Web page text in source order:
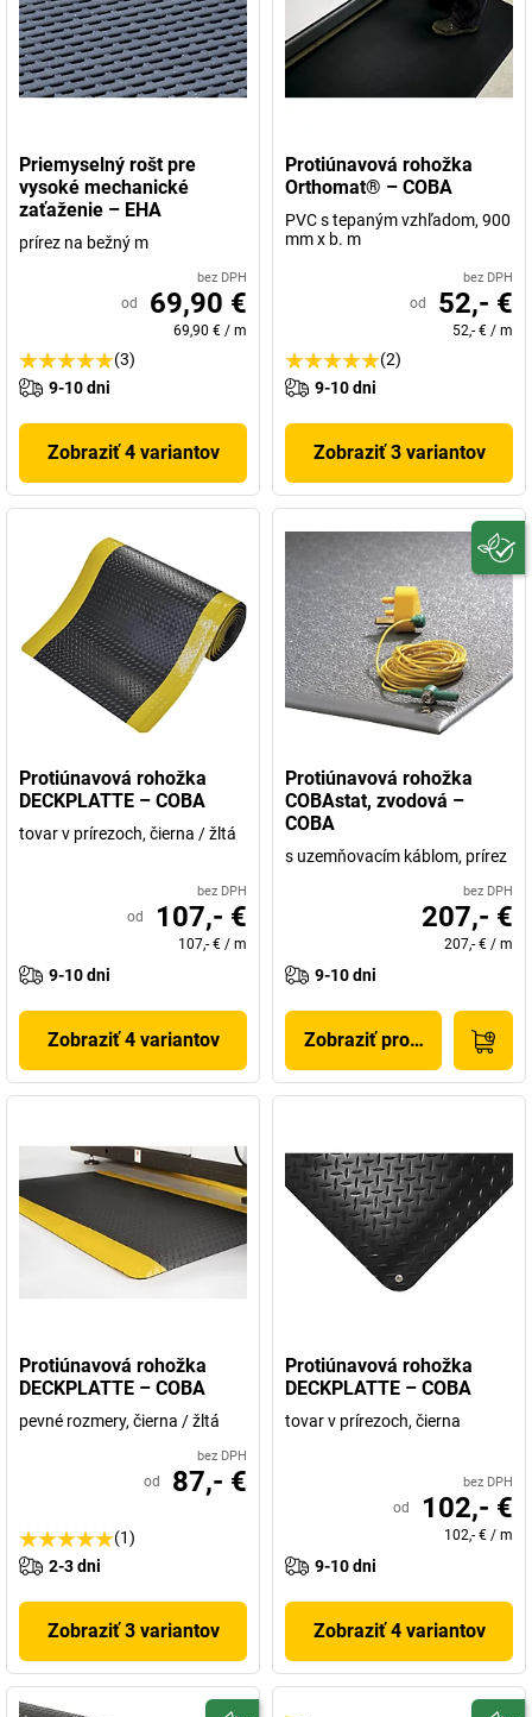
Priemyselný rošt pre
vysoké mechanické
zaťaženie – EHA
prírez na bežný m
bez DPH
od 69,90 €
69,90 € / m
(3)
9-10 dni
Zobraziť 4 variantov
Protiúnavová rohožka
Orthomat® – COBA
PVC s tepaným vzhľadom, 900
mm x b. m
bez DPH
od 52,- €
52,- € / m
(2)
9-10 dni
Zobraziť 3 variantov
Protiúnavová rohožka
DECKPLATTE – COBA
tovar v prírezoch, čierna / žltá
bez DPH
od 107,- €
107,- € / m
9-10 dni
Zobraziť 4 variantov
Protiúnavová rohožka
COBAstat, zvodová –
COBA
s uzemňovacím káblom, prírez
bez DPH
207,- €
207,- € / m
9-10 dni
Zobraziť produkt
Protiúnavová rohožka
DECKPLATTE – COBA
pevné rozmery, čierna / žltá
bez DPH
od 87,- €
(1)
2-3 dni
Zobraziť 3 variantov
Protiúnavová rohožka
DECKPLATTE – COBA
tovar v prírezoch, čierna
bez DPH
od 102,- €
102,- € / m
9-10 dni
Zobraziť 4 variantov